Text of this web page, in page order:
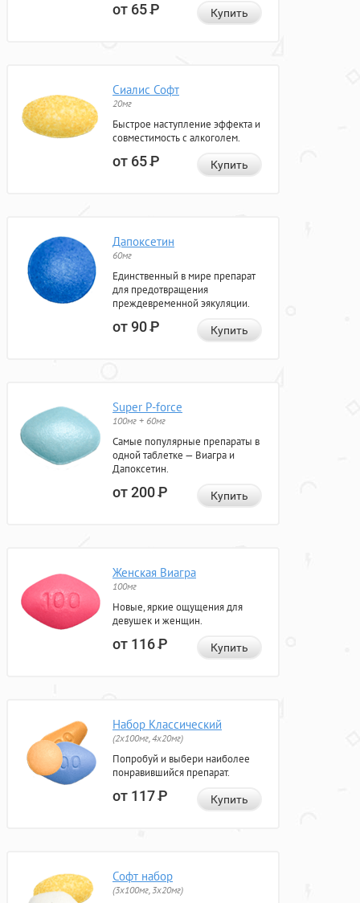
от 65Р Купить
Сиалис Софт
20мг
Быстрое наступление эффекта и
совместимость с алкоголем.
от 65Р Купить
Дапоксетин
60мг
Единственный в мире препарат
для предотвращения
преждевременной эякуляции.
от 90Р Купить
Super P-force
100мг + 60мг
Самые популярные препараты в
одной таблетке — Виагра и
Дапоксетин.
от 200Р Купить
Женская Виагра
100мг
Новые, яркие ощущения для
девушек и женщин.
от 116Р Купить
Набор Классический
(2x100мг, 4x20мг)
Попробуй и выбери наиболее
понравившийся препарат.
от 117Р Купить
Софт набор
(3x100мг, 3x20мг)